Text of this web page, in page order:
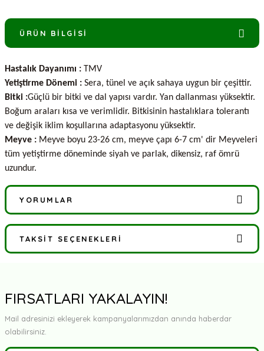
ÜRÜN BILGISI
Hastalık Dayanımı : TMV
Yetiştirme Dönemi : Sera, tünel ve açık sahaya uygun bir çeşittir.
Bitki :Güçlü bir bitki ve dal yapısı vardır. Yan dallanması yüksektir.
Boğum araları kısa ve verimlidir. Bitkisinin hastalıklara tolerantı
ve değişik iklim koşullarına adaptasyonu yüksektir.
Meyve : Meyve boyu 23-26 cm, meyve çapı 6-7 cm' dir Meyveleri
tüm yetiştirme döneminde siyah ve parlak, dikensiz, raf ömrü
uzundur.
YORUMLAR
Bu ürüne ilk yorumu siz yapın!
TAKSIT SEÇENEKLERI
FIRSATLARI YAKALAYIN!
Mail adresinizi ekleyerek kampanyalarımızdan anında haberdar
olabilirsiniz.